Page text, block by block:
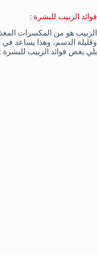
فوائد الزبيب للبشرة :
الزبيب هو من المكسرات
وقليلة الدسم، وهذا يساعد
يلي بعض فوائد الزبيب للبشرة :